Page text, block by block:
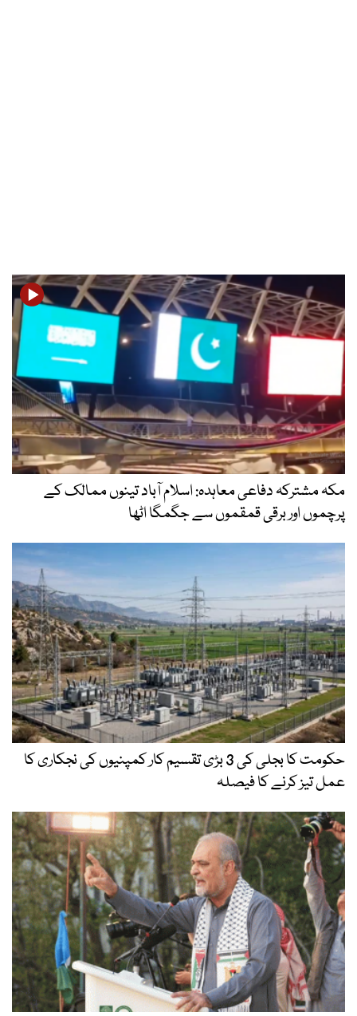
مکہ مشترکہ دفاعی معاہدہ: اسلام آباد تینوں ممالک کے
پرچموں اور برقی قمقموں سے جگمگا اٹھا
حکومت کا بجلی کی 3 بڑی تقسیم کار کمپنیوں کی نجکاری کا
عمل تیز کرنے کا فیصلہ